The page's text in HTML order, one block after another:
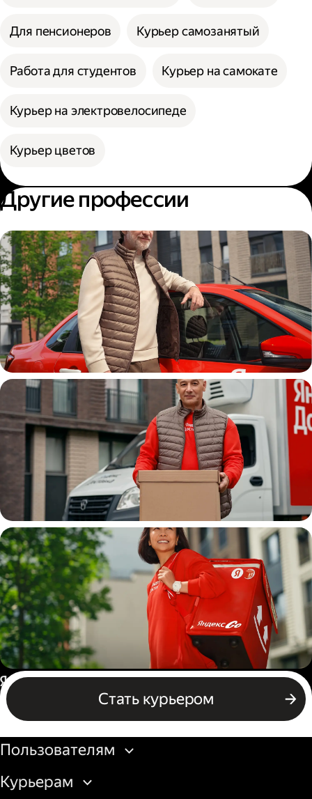
Для пенсионеров Курьер самозанятый
Работа для студентов Курьер на самокате
Курьер на электровелосипеде
Курьер цветов
Другие профессии
Автокурьер
Водитель
грузовой машины
Пеший курьер
Стать курьером
Россия
Бизнесу
Пользователям
Курьерам